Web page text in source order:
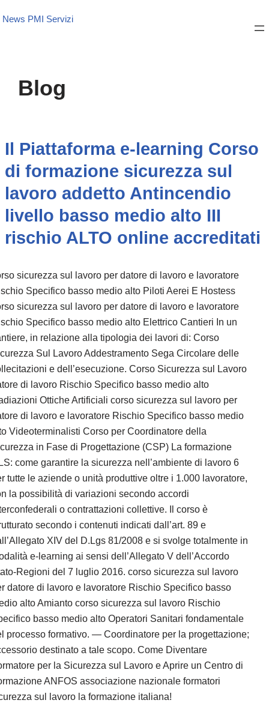
News PMI Servizi
Blog
Il Piattaforma e-learning Corso
di formazione sicurezza sul
lavoro addetto Antincendio
livello basso medio alto III
rischio ALTO online accreditati
sicurezza sul lavoro per datore di lavoro e lavoratore
Specifico basso medio alto Piloti Aerei E Hostess
sicurezza sul lavoro per datore di lavoro e lavoratore
Specifico basso medio alto Elettrico Cantieri In un
in relazione alla tipologia dei lavori di: Corso
Sul Lavoro Addestramento Sega Circolare delle
e dell’esecuzione. Corso Sicurezza sul Lavoro
di lavoro Rischio Specifico basso medio alto
Ottiche Artificiali corso sicurezza sul lavoro per
di lavoro e lavoratore Rischio Specifico basso medio
Videoterminalisti Corso per Coordinatore della
in Fase di Progettazione (CSP) La formazione
come garantire la sicurezza nell’ambiente di lavoro 6
tutte le aziende o unità produttive oltre i 1.000 lavoratore,
la possibilità di variazioni secondo accordi
o contrattazioni collettive. Il corso è
secondo i contenuti indicati dall’art. 89 e
XIV del D.Lgs 81/2008 e si svolge totalmente in
e-learning ai sensi dell’Allegato V dell’Accordo
Regioni del 7 luglio 2016. corso sicurezza sul lavoro
datore di lavoro e lavoratore Rischio Specifico basso
alto Amianto corso sicurezza sul lavoro Rischio
basso medio alto Operatori Sanitari fondamentale
processo formativo. — Coordinatore per la progettazione;
destinato a tale scopo. Come Diventare
per la Sicurezza sul Lavoro e Aprire un Centro di
ANFOS associazione nazionale formatori
sul lavoro la formazione italiana!